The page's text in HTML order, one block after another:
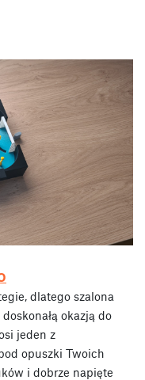
dlatego szalona
okazją do
jeden z
opuszki Twoich
i dobrze napięte